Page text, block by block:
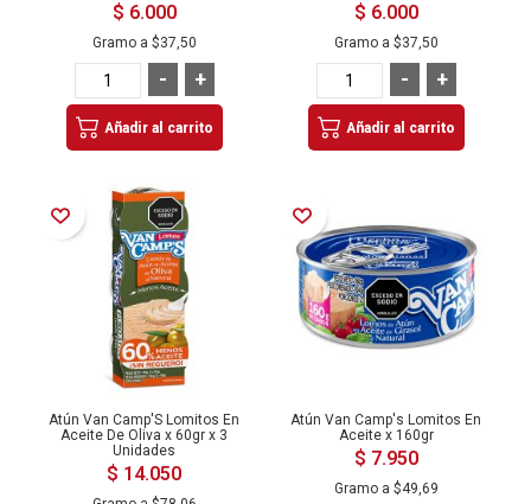
$ 6.000
Gramo a $37,50
+
-
Añadir al carrito
$ 6.000
Gramo a $37,50
+
-
Añadir al carrito
Añadir a la Lista de Deseos
Atún Van Camp'S Lomitos En
Aceite De Oliva x 60gr x 3
Unidades
$ 14.050
Añadir a la Lista de Deseos
Atún Van Camp's Lomitos En
Aceite x 160gr
$ 7.950
Gramo a $49,69